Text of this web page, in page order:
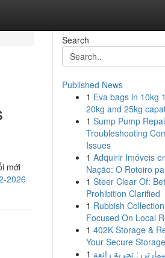
mới
2026
Search
Published News
1 Eva bags in 10kg
20kg and 25kg
1 Sump Pump
Troubleshooting
Issues
1 Adquirir Imóveis
Nação: O Roteiro
1 Steer Clear Of:
Prohibition Clarified
1 Rubbish
Focused On Local
1 402K Storage &
Your Secure
1 تجربة رائعة